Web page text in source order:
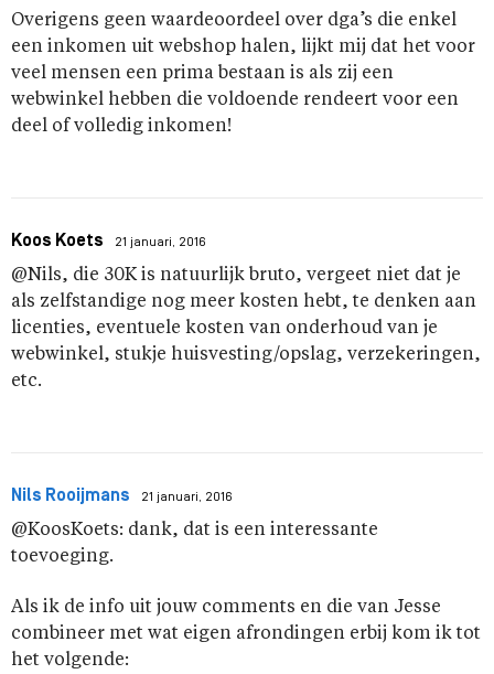
Overigens geen waardeoordeel over dga’s die enkel
een inkomen uit webshop halen, lijkt mij dat het voor
veel mensen een prima bestaan is als zij een
webwinkel hebben die voldoende rendeert voor een
deel of volledig inkomen!
Koos Koets 21 januari, 2016
@Nils, die 30K is natuurlijk bruto, vergeet niet dat je
als zelfstandige nog meer kosten hebt, te denken aan
licenties, eventuele kosten van onderhoud van je
webwinkel, stukje huisvesting/opslag, verzekeringen,
etc.
Nils Rooijmans 21 januari, 2016
@KoosKoets: dank, dat is een interessante
toevoeging.
Als ik de info uit jouw comments en die van Jesse
combineer met wat eigen afrondingen erbij kom ik tot
het volgende: